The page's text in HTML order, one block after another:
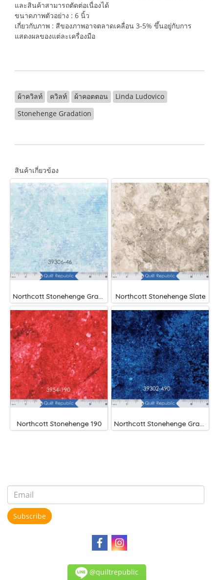
และสินค้าสามารถตัดต่อเนื่องได้
ขนาดภาพตัวอย่าง : 6 นิ้ว
เกี่ยวกับภาพ : สีของภาพอาจตลาดเคลื่อน 3-5% ขึ้นอยู่กับการ
แสดงผลของแต่ละเครื่องมือ
ผ้าควิลท์ ควิลท์ ผ้าคอตตอน
Linda Ludovico
Stonehenge Gradation
สินค้าเกี่ยวข้อง
Northcott Stonehenge Gradation Midnight Northcott Stonehenge Slate
Northcott Stonehenge 190 Northcott Stonehenge Gradations Navy
Subscribe
@quiltrepublic